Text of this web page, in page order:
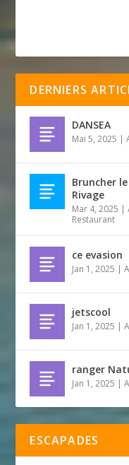
DERNIERS
DANSEA
Mai 5, 2025 |
Bruncher
Rivage
Mar 4, 2025 |
Restaurant
ce evasion
Jan 1, 2025 |
jetscool
Jan 1, 2025 |
ranger
Jan 1, 2025 |
ESCAPADES